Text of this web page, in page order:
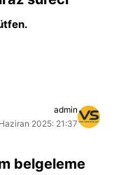
admin
2025: 21:37
belgeleme